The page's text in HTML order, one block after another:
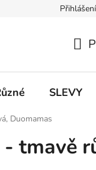
Informace k on-
Přihlášení
SLEVY
Duomamas
tmavě